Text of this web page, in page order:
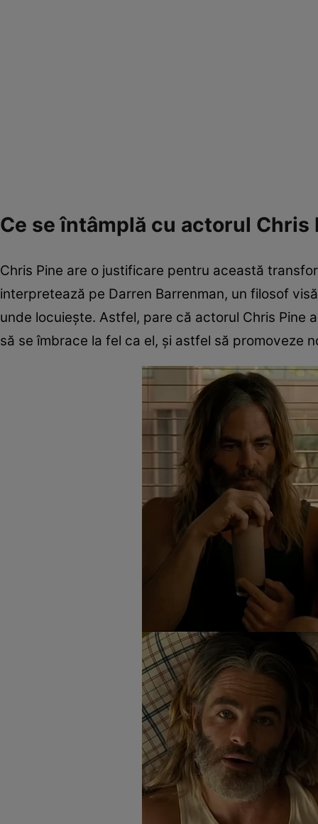
Ce se întâmplă cu actorul Chris
Chris Pine are o justificare pentru această
interpretează pe Darren Barrenman, un filosof
unde locuiește. Astfel, pare că actorul Chris Pine
să se îmbrace la fel ca el, și astfel să promoveze